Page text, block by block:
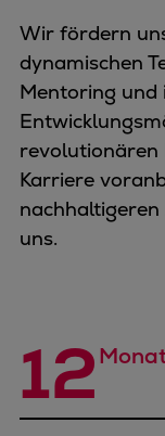
Wir fördern
dynamischen
Mentoring und
revolutionären
Karriere
uns.
12